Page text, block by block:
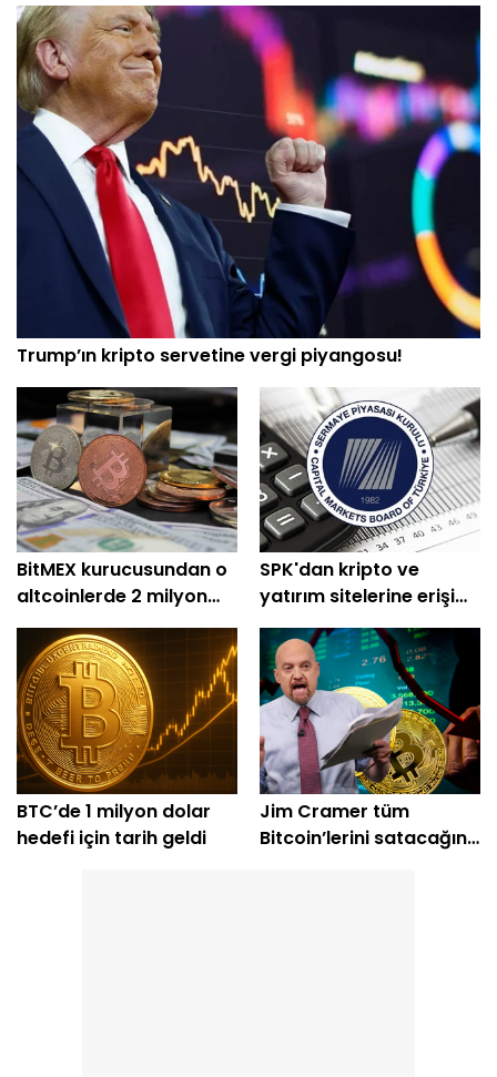
Trump’ın kripto servetine vergi piyangosu!
BitMEX kurucusundan o
altcoinlerde 2 milyon
dolarlık alım
SPK'dan kripto ve
yatırım sitelerine erişim
engeli
BTC’de 1 milyon dolar
hedefi için tarih geldi
Jim Cramer tüm
Bitcoin’lerini satacağını